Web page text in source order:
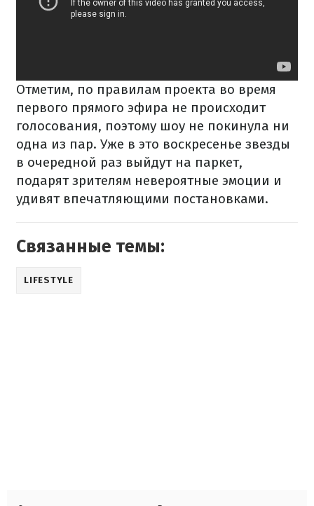
Отметим, по правилам проекта во время
первого прямого эфира не происходит
голосования, поэтому шоу не покинула ни
одна из пар. Уже в это воскресенье звезды
в очередной раз выйдут на паркет,
подарят зрителям невероятные эмоции и
удивят впечатляющими постановками.
Связанные темы:
LIFESTYLE